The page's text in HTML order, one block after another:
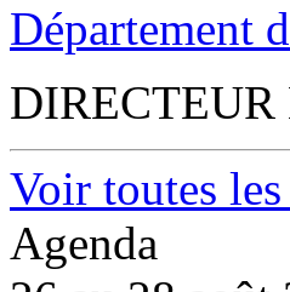
Département
Voir toutes
Agenda